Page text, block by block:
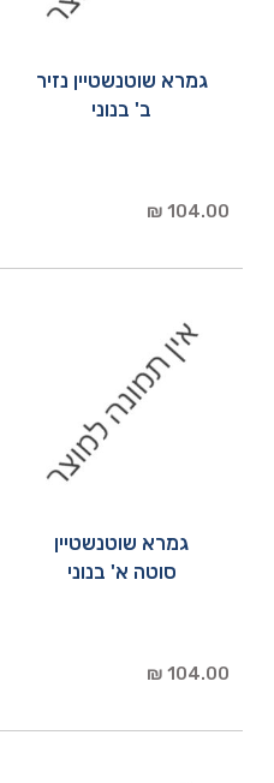
גמרא שוטנשטיין נזיר
ב' בנוני
104.00 ₪
גמרא שוטנשטיין
סוטה א' בנוני
104.00 ₪